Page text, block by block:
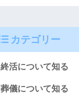
カテゴリー
終活について知る
葬儀について知る